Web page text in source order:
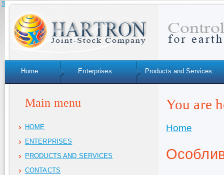
Skip to navigation
Home Enterprises Products and Services
Main menu
HOME
ENTERPRISES
PRODUCTS AND SERVICES
CONTACTS
You are
Home